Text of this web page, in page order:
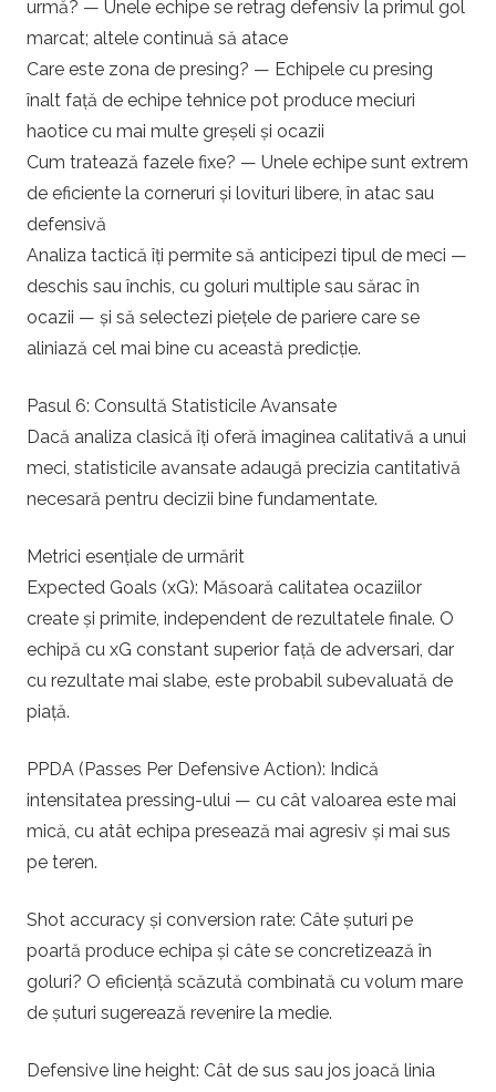
urmă? — Unele echipe se retrag defensiv la primul gol
marcat; altele continuă să atace
Care este zona de presing? — Echipele cu presing
înalt față de echipe tehnice pot produce meciuri
haotice cu mai multe greșeli și ocazii
Cum tratează fazele fixe? — Unele echipe sunt extrem
de eficiente la corneruri și lovituri libere, în atac sau
defensivă
Analiza tactică îți permite să anticipezi tipul de meci —
deschis sau închis, cu goluri multiple sau sărac în
ocazii — și să selectezi piețele de pariere care se
aliniază cel mai bine cu această predicție.
Pasul 6: Consultă Statisticile Avansate
Dacă analiza clasică îți oferă imaginea calitativă a unui
meci, statisticile avansate adaugă precizia cantitativă
necesară pentru decizii bine fundamentate.
Metrici esențiale de urmărit
Expected Goals (xG): Măsoară calitatea ocaziilor
create și primite, independent de rezultatele finale. O
echipă cu xG constant superior față de adversari, dar
cu rezultate mai slabe, este probabil subevaluată de
piață.
PPDA (Passes Per Defensive Action): Indică
intensitatea pressing-ului — cu cât valoarea este mai
mică, cu atât echipa presează mai agresiv și mai sus
pe teren.
Shot accuracy și conversion rate: Câte șuturi pe
poartă produce echipa și câte se concretizează în
goluri? O eficiență scăzută combinată cu volum mare
de șuturi sugerează revenire la medie.
Defensive line height: Cât de sus sau jos joacă linia